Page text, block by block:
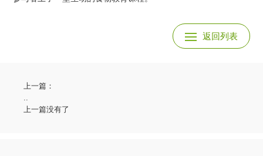
返回列表
上一篇：
..
上一篇没有了